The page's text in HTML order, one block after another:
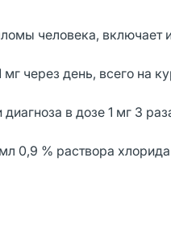
человека, включает
через день, всего на
в дозе 1 мг 3
0,9 % раствора